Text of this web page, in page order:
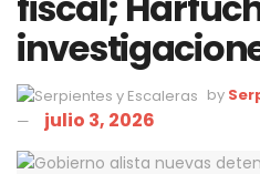
by
julio 3, 2026